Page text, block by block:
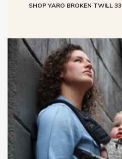
SHOP YARO BROKEN TWILL 33